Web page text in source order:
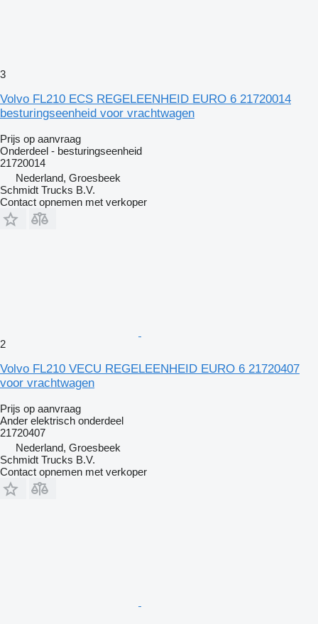
3
Volvo FL210 ECS REGELEENHEID EURO 6 21720014
besturingseenheid voor vrachtwagen
Prijs op aanvraag
Onderdeel - besturingseenheid
21720014
Nederland, Groesbeek
Schmidt Trucks B.V.
Contact opnemen met verkoper
2
Volvo FL210 VECU REGELEENHEID EURO 6 21720407
voor vrachtwagen
Prijs op aanvraag
Ander elektrisch onderdeel
21720407
Nederland, Groesbeek
Schmidt Trucks B.V.
Contact opnemen met verkoper